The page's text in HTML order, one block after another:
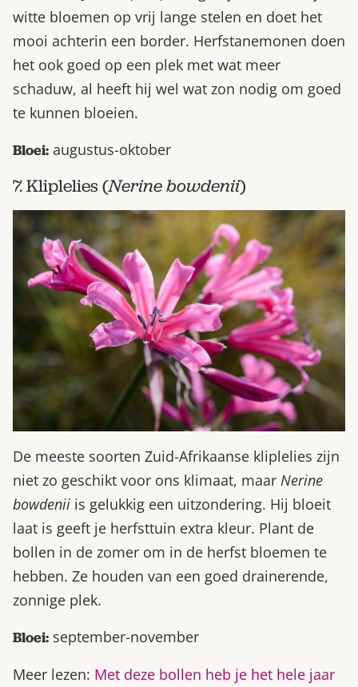
witte bloemen op vrij lange stelen en doet het
mooi achterin een border. Herfstanemonen doen
het ook goed op een plek met wat meer
schaduw, al heeft hij wel wat zon nodig om goed
te kunnen bloeien.
Bloei: augustus-oktober
7. Kliplelies (Nerine bowdenii)
De meeste soorten Zuid-Afrikaanse kliplelies zijn
niet zo geschikt voor ons klimaat, maar Nerine
bowdenii is gelukkig een uitzondering. Hij bloeit
laat is geeft je herfsttuin extra kleur. Plant de
bollen in de zomer om in de herfst bloemen te
hebben. Ze houden van een goed drainerende,
zonnige plek.
Bloei: september-november
Meer lezen: Met deze bollen heb je het hele jaar